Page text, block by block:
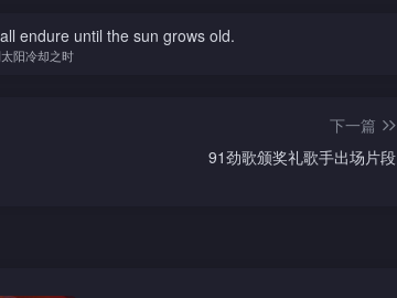
endure until the sun grows old.
阳冷却之时
下一篇
91劲歌颁奖礼歌手出场片段